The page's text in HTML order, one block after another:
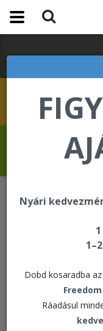
Nyári
Dobd kosaradba
Ráadásul
Drevet